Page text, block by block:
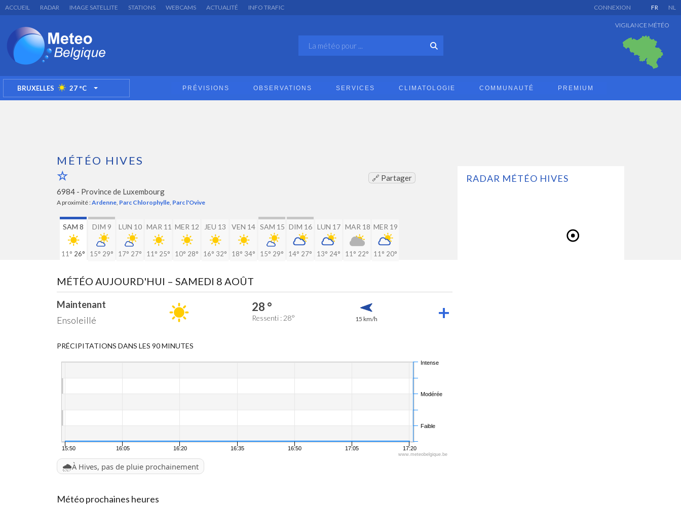
ACCUEIL RADAR IMAGE SATELLITE STATIONS WEBCAMS ACTUALITÉ INFO TRAFIC FR NL
CONNEXION
VIGILANCE MÉTÉO
BRUXELLES 27°C TOGGLE DROPDOWN PRÉVISIONS OBSERVATIONS SERVICES CLIMATOLOGIE COMMUNAUTÉ PREMIUM
MÉTÉO HIVES
🔗 Partager
6984 - Province de Luxembourg
A proximité :Ardenne, Parc Chlorophylle, Parc l'Ovive
SAM 8
11° 26°
DIM 9
15° 29°
LUN 10
17° 27°
MAR 11
11° 25°
MER 12
10° 28°
JEU 13
16° 32°
VEN 14
18° 34°
SAM 15
15° 29°
DIM 16
14° 27°
LUN 17
13° 24°
MAR 18
11° 22°
MER 19
11° 20°
MÉTÉO AUJOURD'HUI – SAMEDI 8 AOÛT
Maintenant
Ensoleillé
28 °
Ressenti : 28° 15 km/h
PRÉCIPITATIONS DANS LES 90 MINUTES
15:50 16:05 16:20 16:35 16:50 17:05 17:20
Faible
Modérée
Intense
www.meteobelgique.be
🌧️À Hives, pas de pluie prochainement
Météo prochaines heures
RADAR MÉTÉO HIVES